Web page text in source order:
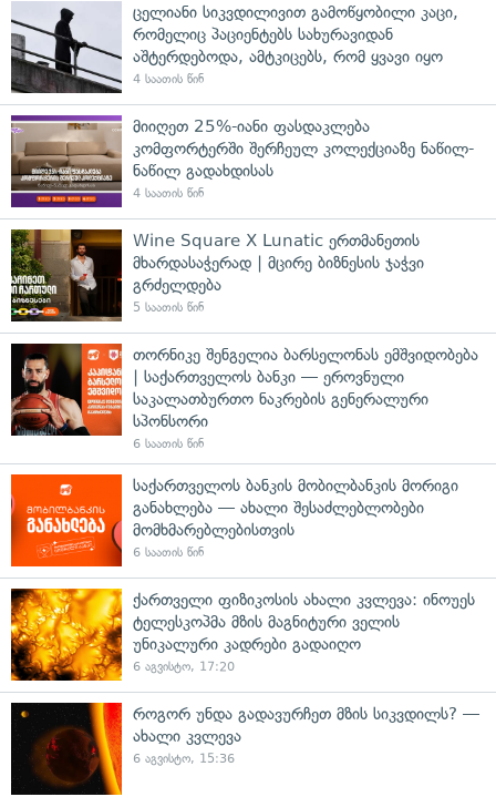
ცელიანი სიკვდილივით გამოწყობილი კაცი,
რომელიც პაციენტებს სახურავიდან
აშტერდებოდა, ამტკიცებს, რომ ყვავი იყო
4 საათის წინ
მიიღეთ 25%-იანი ფასდაკლება
კომფორტერში შერჩეულ კოლექციაზე ნაწილ-
ნაწილ გადახდისას
4 საათის წინ
Wine Square X Lunatic ერთმანეთის
მხარდასაჭერად | მცირე ბიზნესის ჯაჭვი
გრძელდება
5 საათის წინ
თორნიკე შენგელია ბარსელონას ემშვიდობება
| საქართველოს ბანკი — ეროვნული
საკალათბურთო ნაკრების გენერალური
სპონსორი
6 საათის წინ
საქართველოს ბანკის მობილბანკის მორიგი
განახლება — ახალი შესაძლებლობები
მომხმარებლებისთვის
6 საათის წინ
ქართველი ფიზიკოსის ახალი კვლევა: ინოუეს
ტელესკოპმა მზის მაგნიტური ველის
უნიკალური კადრები გადაიღო
6 აგვისტო, 17:20
როგორ უნდა გადავურჩეთ მზის სიკვდილს? —
ახალი კვლევა
6 აგვისტო, 15:36